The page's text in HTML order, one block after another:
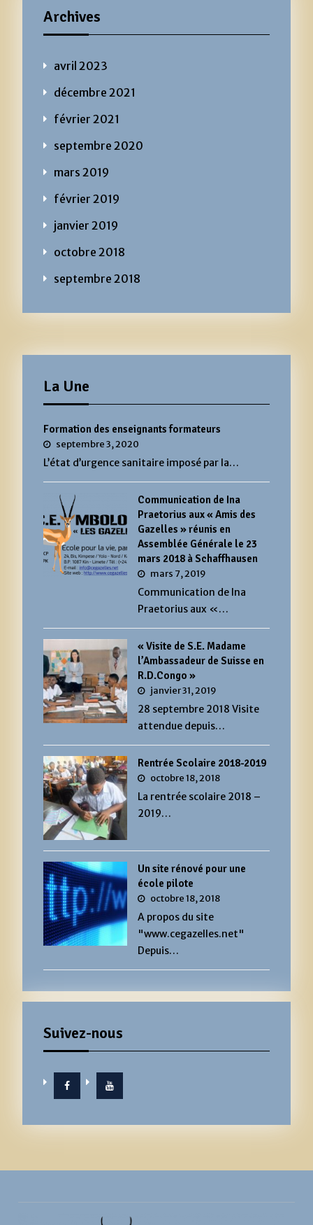
Archives
avril 2023
décembre 2021
février 2021
septembre 2020
mars 2019
février 2019
janvier 2019
octobre 2018
septembre 2018
La Une
Formation des enseignants formateurs
septembre 3, 2020
L’état d’urgence sanitaire imposé par la…
Communication de Ina
Praetorius aux « Amis des
Gazelles » réunis en
Assemblée Générale le 23
mars 2018 à Schaffhausen
mars 7, 2019
Communication de Ina
Praetorius aux «…
« Visite de S.E. Madame
l’Ambassadeur de Suisse en
R.D.Congo »
janvier 31, 2019
28 septembre 2018 Visite
attendue depuis…
Rentrée Scolaire 2018-2019
octobre 18, 2018
La rentrée scolaire 2018 –
2019…
Un site rénové pour une
école pilote
octobre 18, 2018
A propos du site
"www.cegazelles.net"
Depuis…
Suivez-nous